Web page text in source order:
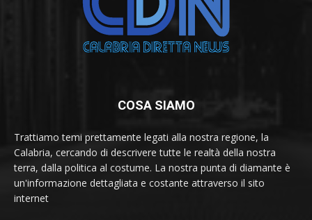
COSA SIAMO
Trattiamo temi prettamente legati alla nostra regione, la
Calabria, cercando di descrivere tutte le realtà della nostra
terra, dalla politica al costume. La nostra punta di diamante è
un'informazione dettagliata e costante attraverso il sito
internet